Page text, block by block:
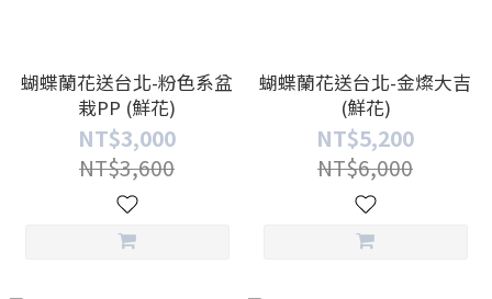
蝴蝶蘭花送台北-粉色系盆
栽PP (鮮花)
NT$3,000
NT$3,600
蝴蝶蘭花送台北-金燦大吉
(鮮花)
NT$5,200
NT$6,000